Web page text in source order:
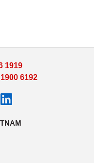
1919
1900 6192